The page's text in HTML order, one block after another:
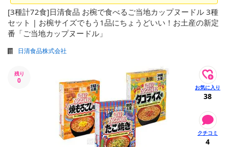
[3種計72食]日清食品 お椀で食べるご当地カップヌードル 3種
セット | お椀サイズでもう1品にちょうどいい！お土産の新定
番「ご当地カップヌードル」
日清食品株式会社
残り
0
38
4